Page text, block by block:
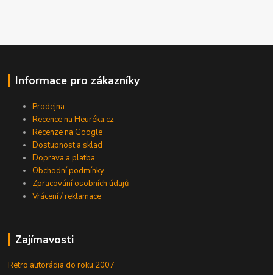
Informace pro zákazníky
Prodejna
Recence na Heuréka.cz
Recenze na Google
Dostupnost a sklad
Doprava a platba
Obchodní podmínky
Zpracování osobních údajů
Vrácení / reklamace
Zajímavosti
Retro autorádia do roku 2007